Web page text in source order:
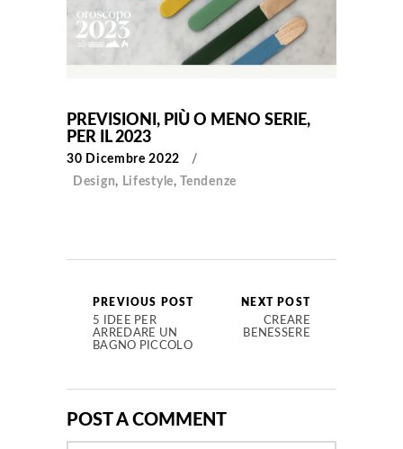
PREVISIONI, PIÙ O MENO SERIE,
PER IL 2023
30 Dicembre 2022
Design, Lifestyle,Tendenze
PREVIOUS POST
5 IDEE PER
ARREDARE UN
BAGNO PICCOLO
NEXT POST
CREARE
BENESSERE
POST A COMMENT